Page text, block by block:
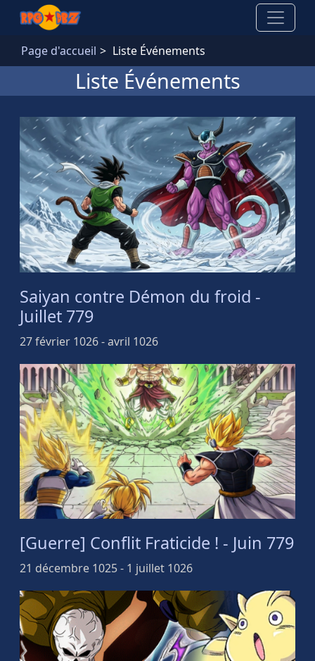
Aller au contenu principal
Page d'accueil Liste Événements
Liste Événements
Saiyan contre Démon du froid -
Juillet 779
27 février 1026 - avril 1026
[Guerre] Conflit Fraticide ! - Juin 779
21 décembre 1025 - 1 juillet 1026